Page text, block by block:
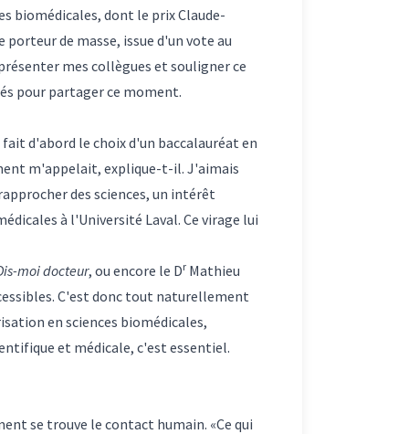
biomédicales, dont le prix Claude-
de masse, issue d'un vote au
mes collègues et souligner ce
pour partager ce moment.
d'abord le choix d'un baccalauréat en
m'appelait, explique-t-il. J'aimais
des sciences, un intérêt
à l'Université Laval. Ce virage lui
moi docteur, ou encore le Dr Mathieu
C'est donc tout naturellement
en sciences biomédicales,
et médicale, c'est essentiel.
se trouve le contact humain. «Ce qui